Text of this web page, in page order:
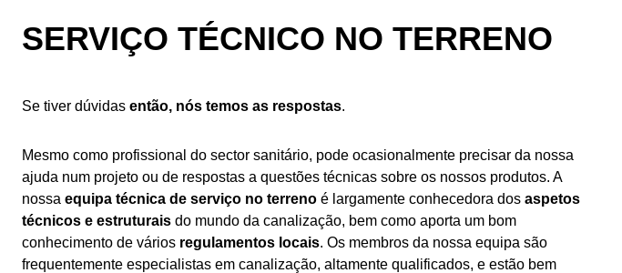
SERVIÇO TÉCNICO NO TERRENO
Se tiver dúvidas então, nós temos as respostas.
Mesmo como profissional do sector sanitário, pode ocasionalmente precisar da nossa
ajuda num projeto ou de respostas a questões técnicas sobre os nossos produtos. A
nossa equipa técnica de serviço no terreno é largamente conhecedora dos aspetos
técnicos e estruturais do mundo da canalização, bem como aporta um bom
conhecimento de vários regulamentos locais. Os membros da nossa equipa são
frequentemente especialistas em canalização, altamente qualificados, e estão bem